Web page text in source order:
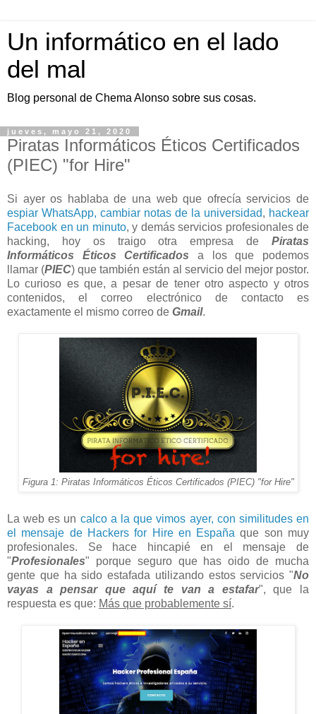
Un informático en el lado
del mal
Blog personal de Chema Alonso sobre sus cosas.
jueves, mayo 21, 2020
Piratas Informáticos Éticos Certificados
(PIEC) "for Hire"
Si ayer os hablaba de una web que ofrecía servicios de
espiar WhatsApp, cambiar notas de la universidad, hackear
Facebook en un minuto, y demás servicios profesionales de
hacking, hoy os traigo otra empresa de Piratas
Informáticos Éticos Certificados a los que podemos
llamar (PIEC) que también están al servicio del mejor postor.
Lo curioso es que, a pesar de tener otro aspecto y otros
contenidos, el correo electrónico de contacto es
exactamente el mismo correo de Gmail.
Figura 1: Piratas Informáticos Éticos Certificados (PIEC) "for Hire"
La web es un calco a la que vimos ayer, con similitudes en
el mensaje de Hackers for Hire en España que son muy
profesionales. Se hace hincapié en el mensaje de
"Profesionales" porque seguro que has oido de mucha
gente que ha sido estafada utilizando estos servicios "No
vayas a pensar que aquí te van a estafar", que la
respuesta es que: Más que probablemente sí.